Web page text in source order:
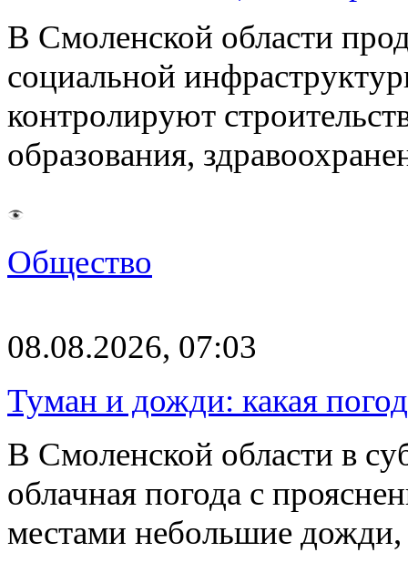
В Смоленской области
социальной
контролируют
образования,
Общество
08.08.2026, 07:03
Туман и дожди: какая
В Смоленской области в
облачная погода с
местами небольшие